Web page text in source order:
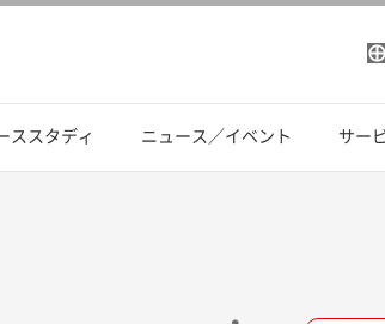
ススタディ ニュース／イベント サー